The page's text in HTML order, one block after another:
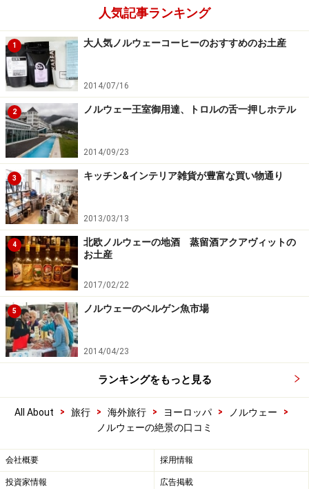
人気記事ランキング
1 大人気ノルウェーコーヒーのおすすめのお土産
2014/07/16
2 ノルウェー王室御用達、トロルの舌一押しホテル
2014/09/23
3 キッチン&インテリア雑貨が豊富な買い物通り
2013/03/13
4
北欧ノルウェーの地酒 蒸留酒アクアヴィットの
お土産
2017/02/22
5 ノルウェーのベルゲン魚市場
2014/04/23
ランキングをもっと見る
All About > 旅行 > 海外旅行 > ヨーロッパ > ノルウェー
>
ノルウェーの絶景の口コミ
会社概要 採用情報
投資家情報 広告掲載